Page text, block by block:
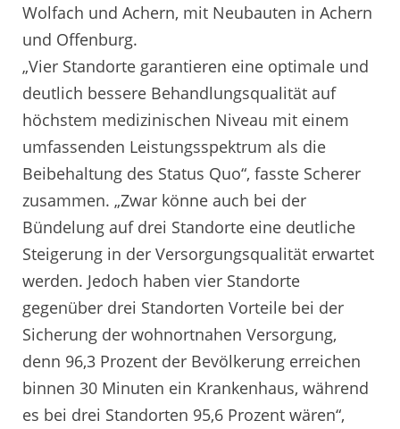
Wolfach und Achern, mit Neubauten in Achern
und Offenburg.
„Vier Standorte garantieren eine optimale und
deutlich bessere Behandlungsqualität auf
höchstem medizinischen Niveau mit einem
umfassenden Leistungsspektrum als die
Beibehaltung des Status Quo“, fasste Scherer
zusammen. „Zwar könne auch bei der
Bündelung auf drei Standorte eine deutliche
Steigerung in der Versorgungsqualität erwartet
werden. Jedoch haben vier Standorte
gegenüber drei Standorten Vorteile bei der
Sicherung der wohnortnahen Versorgung,
denn 96,3 Prozent der Bevölkerung erreichen
binnen 30 Minuten ein Krankenhaus, während
es bei drei Standorten 95,6 Prozent wären“,